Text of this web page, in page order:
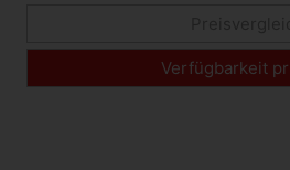
Verfügbarkeit